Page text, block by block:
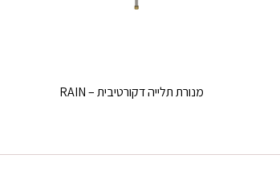
מנורת תלייה דקורטיבית – RAIN